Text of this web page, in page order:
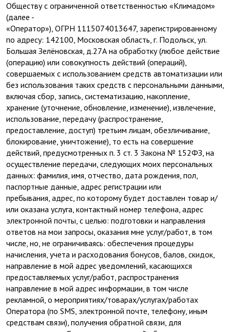
Обществу с ограниченной ответственностью «Климадом»
(далее -
«Оператор»), ОГРН 1115074013647, зарегистрированному
по адресу: 142100, Московская область, г. Подольск, ул.
Большая Зелёновская, д.27А на обработку (любое действие
(операцию) или совокупность действий (операций),
совершаемых с использованием средств автоматизации или
без использования таких средств с персональными данными,
включая сбор, запись, систематизацию, накопление,
хранение (уточнение, обновление, изменение), извлечение,
использование, передачу (распространение,
предоставление, доступ) третьим лицам, обезличивание,
блокирование, уничтожение), то есть на совершение
действий, предусмотренных п. 3 ст. 3 Закона № 152ФЗ, на
осуществление передачи, следующих моих персональных
данных: фамилия, имя, отчество, дата рождения, пол,
паспортные данные, адрес регистрации или
пребывания, адрес, по которому будет доставлен товар и/
или оказана услуга, контактный номер телефона, адрес
электронной почты, с целью: подготовки и направления
ответов на мои запросы, оказания мне услуг/работ, в том
числе, но, не ограничиваясь: обеспечения процедуры
начисления, учета и расходования бонусов, балов, скидок,
направление в мой адрес уведомлений, касающихся
предоставляемых услуг/работ, распространения
направление в мой адрес информации, в том числе
рекламной, о мероприятиях/товарах/услугах/работах
Оператора (по SMS, электронной почте, телефону, иным
средствам связи), получения обратной связи, для